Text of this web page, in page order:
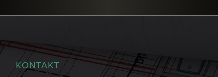
KONTAKT